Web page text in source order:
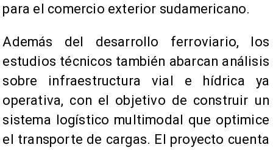
para el comercio exterior sudamericano.
Además del desarrollo ferroviario, los
estudios técnicos también abarcan análisis
sobre infraestructura vial e hídrica ya
operativa, con el objetivo de construir un
sistema logístico multimodal que optimice
el transporte de cargas. El proyecto cuenta